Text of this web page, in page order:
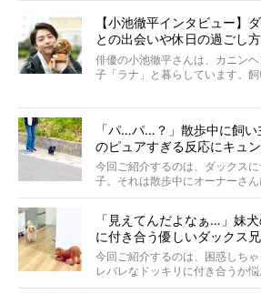
か届きますように。
く」というオーナーさんのポリ
育てられ、18歳になるまで定期
たというココアくん。果たして
【小池徹平インタビュー】
との出会いや休日の過ごし
れてー
俳優の小池徹平さんは、カニン
子「ラナ」と暮らしています。
ラナは、現在８才。小池さんの
ケメンから愛されているラナは
からプレゼントしてもらったハー
してくれました。
「パ…パ…？」散歩中に飼
のピュアすぎる反応にキュン
今回ご紹介するのは、ダックス
子。それは散歩中にオーナーさん
戸惑って歩きを止めたり、すぐ
「見えてんだよなぁ…」妹
に付き合う優しいダックス兄
今回ご紹介するのは、困惑しち
レバレなドッキリに付き合うか
と違う事態に陥ったり。そんな